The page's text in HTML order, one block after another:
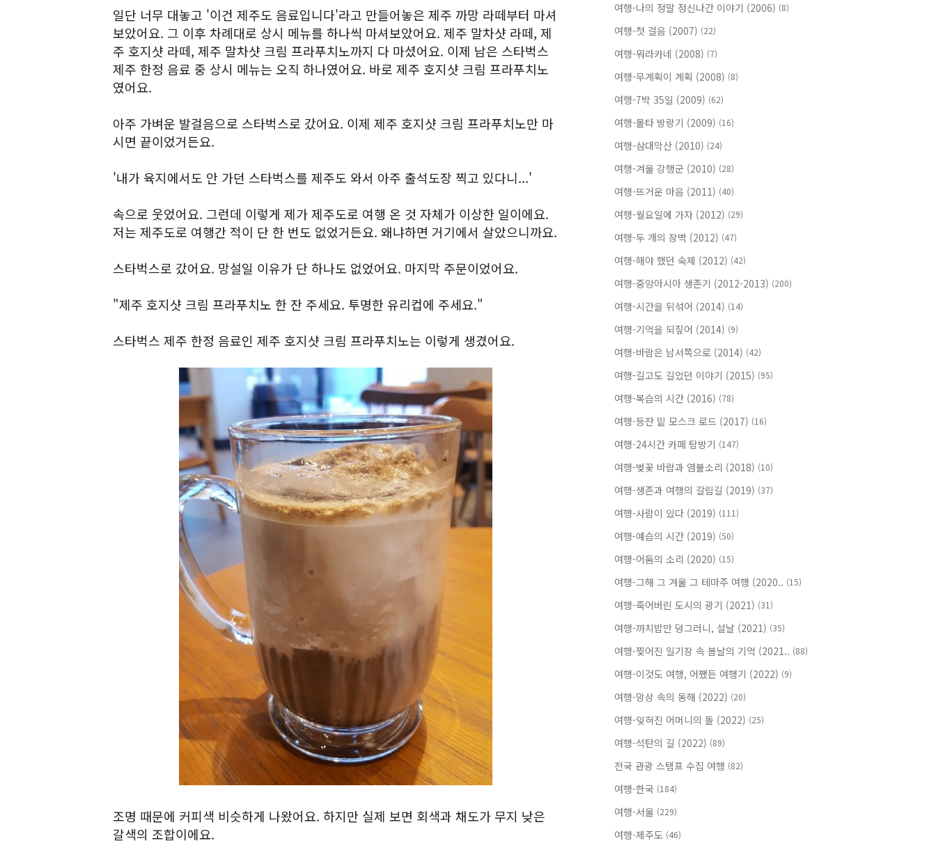
일단 너무 대놓고 '이건 제주도 음료입니다'라고 만들어놓은 제주 까망 라떼부터 마셔
보았어요. 그 이후 차례대로 상시 메뉴를 하나씩 마셔보았어요. 제주 말차샷 라떼, 제
주 호지샷 라떼, 제주 말차샷 크림 프라푸치노까지 다 마셨어요. 이제 남은 스타벅스
제주 한정 음료 중 상시 메뉴는 오직 하나였어요. 바로 제주 호지샷 크림 프라푸치노
였어요.
아주 가벼운 발걸음으로 스타벅스로 갔어요. 이제 제주 호지샷 크림 프라푸치노만 마
시면 끝이었거든요.
'내가 육지에서도 안 가던 스타벅스를 제주도 와서 아주 출석도장 찍고 있다니...'
속으로 웃었어요. 그런데 이렇게 제가 제주도로 여행 온 것 자체가 이상한 일이에요.
저는 제주도로 여행간 적이 단 한 번도 없었거든요. 왜냐하면 거기에서 살았으니까요.
스타벅스로 갔어요. 망설일 이유가 단 하나도 없었어요. 마지막 주문이었어요.
"제주 호지샷 크림 프라푸치노 한 잔 주세요. 투명한 유리컵에 주세요."
스타벅스 제주 한정 음료인 제주 호지샷 크림 프라푸치노는 이렇게 생겼어요.
조명 때문에 커피색 비슷하게 나왔어요. 하지만 실제 보면 회색과 채도가 무지 낮은
갈색의 조합이에요.
여행-나의 정말 정신나간 이야기 (2006) (8)
여행-첫 걸음 (2007) (22)
여행-뭐라카네 (2008) (7)
여행-무계획이 계획 (2008) (8)
여행-7박 35일 (2009) (62)
여행-몰타 방랑기 (2009) (16)
여행-삼대악산 (2010) (24)
여행-겨울 강행군 (2010) (28)
여행-뜨거운 마음 (2011) (40)
여행-월요일에 가자 (2012) (29)
여행-두 개의 장벽 (2012) (47)
여행-해야 했던 숙제 (2012) (42)
여행-중앙아시아 생존기 (2012-2013) (200)
여행-시간을 뒤섞어 (2014) (14)
여행-기억을 되짚어 (2014) (9)
여행-바람은 남서쪽으로 (2014) (42)
여행-길고도 길었던 이야기 (2015) (95)
여행-복습의 시간 (2016) (78)
여행-등잔 밑 모스크 로드 (2017) (16)
여행-24시간 카페 탐방기 (147)
여행-벚꽃 바람과 염불소리 (2018) (10)
여행-생존과 여행의 갈림길 (2019) (37)
여행-사람이 있다 (2019) (111)
여행-예습의 시간 (2019) (50)
여행-어둠의 소리 (2020) (15)
여행-그해 그 겨울 그 테마주 여행 (2020.. (15)
여행-죽어버린 도시의 광기 (2021) (31)
여행-까치밥만 덩그러니, 설날 (2021) (35)
여행-찢어진 일기장 속 봄날의 기억 (2021.. (88)
여행-이것도 여행, 어쨌든 여행기 (2022) (9)
여행-망상 속의 동해 (2022) (20)
여행-잊혀진 어머니의 돌 (2022) (25)
여행-석탄의 길 (2022) (89)
전국 관광 스탬프 수집 여행 (82)
여행-한국 (184)
여행-서울 (229)
여행-제주도 (46)